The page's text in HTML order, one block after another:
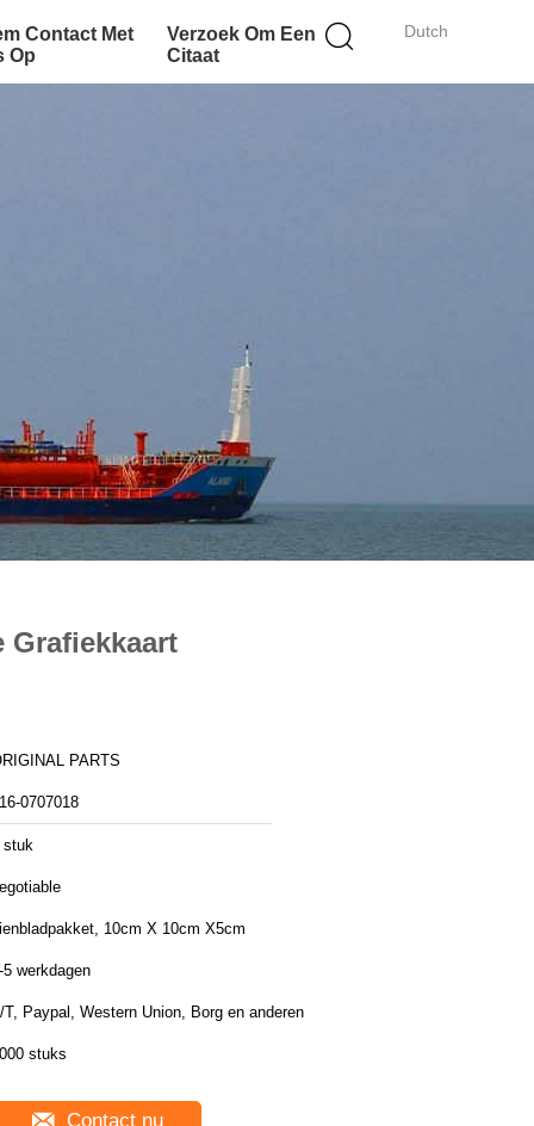
Dutch
Contact Met
Op
Verzoek Om Een
Citaat
Grafiekkaart
PARTS
0707018
stuk
10cm X 10cm X5cm
5 werkdagen
T, Paypal, Western Union, Borg en anderen
stuks
Contact nu